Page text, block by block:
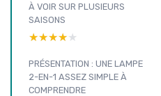
À VOIR SUR PLUSIEURS
SAISONS
★★★★★
★★★★★
PRÉSENTATION : UNE LAMPE
2-EN-1 ASSEZ SIMPLE À
COMPRENDRE